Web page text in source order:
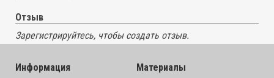
Отзыв
Зарегистрируйтесь, чтобы создать отзыв.
Информация
Материалы